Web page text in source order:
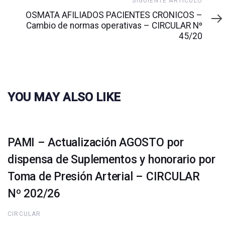
artículoOSMATA AFILIADOS PACIENTES CRONICOS –
Cambio de normas operativas – CIRCULAR Nº
45/20
YOU MAY ALSO LIKE
PAMI – Actualización AGOSTO por
dispensa de Suplementos y honorario por
Toma de Presión Arterial – CIRCULAR
Nº 202/26
CIRCULAR